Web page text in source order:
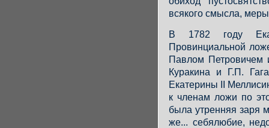
всякого смысла, меры
В 1782 году
Провинциальной
Павлом Петровичем
Куракина и Г.П.
Екатерины II
к членам ложи по
была утренняя заря
же... себялюбие,